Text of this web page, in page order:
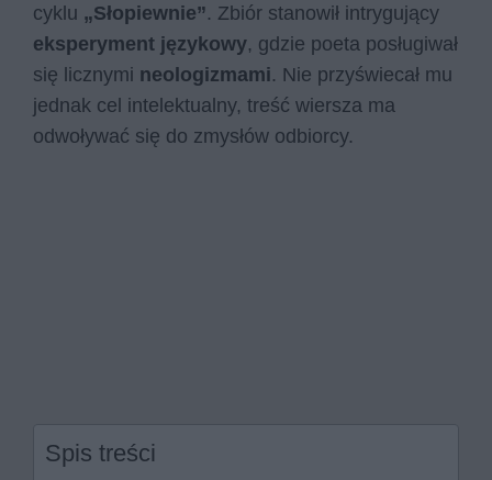
cyklu „Słopiewnie”. Zbiór stanowił intrygujący
eksperyment językowy, gdzie poeta posługiwał
się licznymi neologizmami. Nie przyświecał mu
jednak cel intelektualny, treść wiersza ma
odwoływać się do zmysłów odbiorcy.
Spis treści